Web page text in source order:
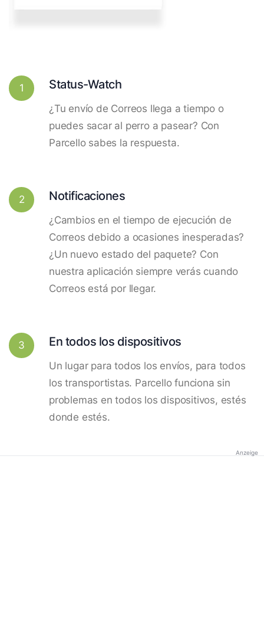
1 Status-Watch
¿Tu envío de Correos llega a tiempo o
puedes sacar al perro a pasear? Con
Parcello sabes la respuesta.
2 Notificaciones
¿Cambios en el tiempo de ejecución de
Correos debido a ocasiones inesperadas?
¿Un nuevo estado del paquete? Con
nuestra aplicación siempre verás cuando
Correos está por llegar.
3 En todos los dispositivos
Un lugar para todos los envíos, para todos
los transportistas. Parcello funciona sin
problemas en todos los dispositivos, estés
donde estés.
Anzeige